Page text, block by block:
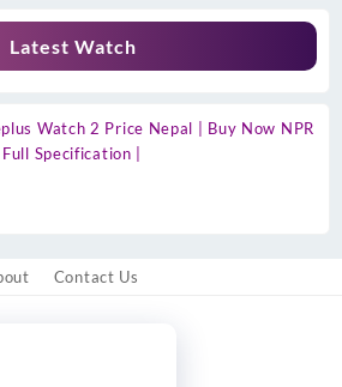
Latest Watch
Watch 2 Price Nepal | Buy Now NPR
Specification |
Contact Us